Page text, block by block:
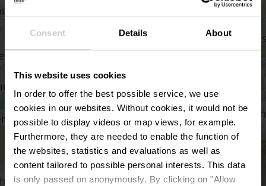
Consent Details About
This website uses cookies
In order to offer the best possible service, we use
cookies in our websites. Without cookies, it would not be
possible to display videos or map views, for example.
Furthermore, they are needed to enable the function of
the websites, statistics and evaluations as well as
content tailored to possible personal interests. This data
is only passed on anonymously. By clicking on "Allow
project “Tijdreizen” tot een unieke kans om het
erfgoed van beide regio's te ontdekken.
opnieuw te leren kennen.